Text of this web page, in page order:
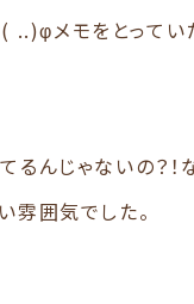
..)φメモをとってい
るんじゃないの？
雰囲気でした。